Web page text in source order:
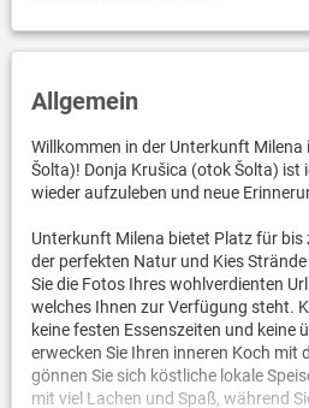
Allgemein
Willkommen in der Unterkunft
Šolta)! Donja Krušica (otok Šolta) ist
wieder aufzuleben und neue
Unterkunft Milena bietet Platz für bis
der perfekten Natur und Kies
Sie die Fotos Ihres wohlverdienten
welches Ihnen zur Verfügung steht.
keine festen Essenszeiten und keine
erwecken Sie Ihren inneren Koch mit
gönnen Sie sich köstliche lokale
mit viel Lachen und Spaß, während